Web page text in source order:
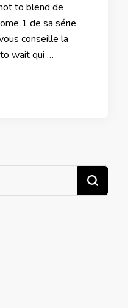
to blend de
1 de sa série
conseille la
wait qui …